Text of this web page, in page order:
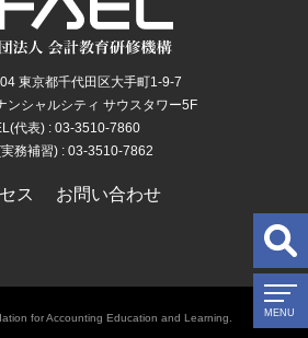
東京都千代田区大手町1-9-7
ンシャルシティ サウスタワー5F
代表) : 03-3510-7860
務補習) : 03-3510-7862
ス お問い合わせ
for Accounting Education and Learning.